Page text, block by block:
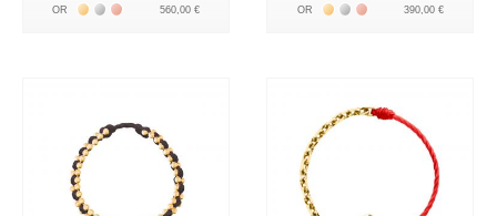
OR Жёлтое золото 18К
Белое золото 18К
Розовое золото 18К
560,00 € OR Жёлтое золото 18К
Белое золото 18К
Розовое золото 18К
390,00 €